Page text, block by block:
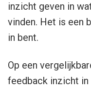
inzicht geven in
vinden. Het is een
in bent.
Op een
feedback inzicht